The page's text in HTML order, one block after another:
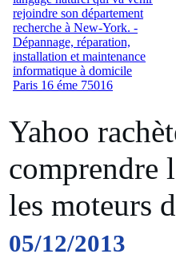
Yahoo
comprendre
les moteurs
05/12/2013